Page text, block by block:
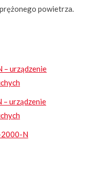
powietrza.
urządzenie
– urządzenie
2000-N